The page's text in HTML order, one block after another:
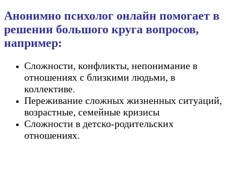
Анонимно психолог онлайн помогает в
решении большого круга вопросов,
например:
Сложности, конфликты, непонимание в
отношениях с близкими людьми, в
коллективе.
Переживание сложных жизненных ситуаций,
возрастные, семейные кризисы
Сложности в детско-родительских
отношениях.